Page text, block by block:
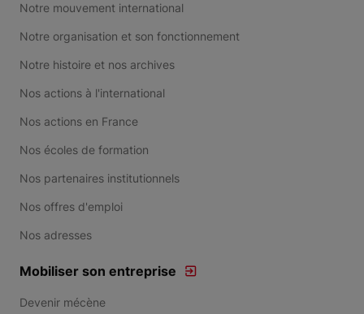
Notre mouvement international
Notre organisation et son fonctionnement
Notre histoire et nos archives
Nos actions à l'international
Nos actions en France
Nos écoles de formation
Nos partenaires institutionnels
Nos offres d'emploi
Nos adresses
Mobiliser son entreprise
Devenir mécène